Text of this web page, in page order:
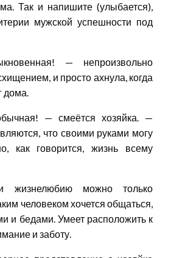
Так и напишите (улыбается),
мужской успешности под
— непроизвольно
и просто ахнула, когда
дома.
— смеётся хозяйка. —
что своими руками могу
как говорится, жизнь всему
жизнелюбию можно только
человеком хочется общаться,
и бедами. Умеет расположить к
и заботу.